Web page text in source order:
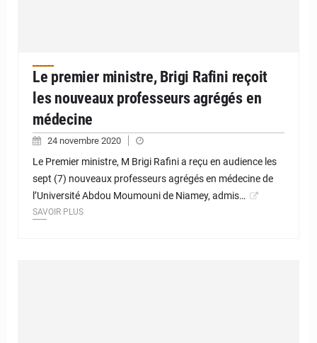
Le premier ministre, Brigi Rafini reçoit
les nouveaux professeurs agrégés en
médecine
24 novembre 2020
Le Premier ministre, M Brigi Rafini a reçu en audience les
sept (7) nouveaux professeurs agrégés en médecine de
l’Université Abdou Moumouni de Niamey, admis…
SAVOIR PLUS